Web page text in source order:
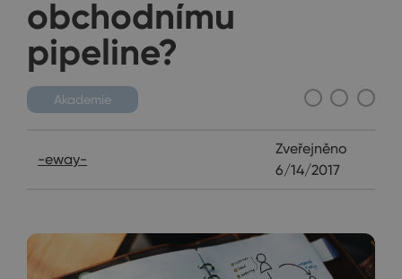
obchodnímu
pipeline?
Akademie
-eway-
Zveřejněno
6/14/2017